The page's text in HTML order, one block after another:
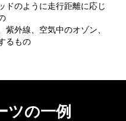
ドのように走行距離に応じ
外線、空気中のオゾン、
るもの
ツの一例